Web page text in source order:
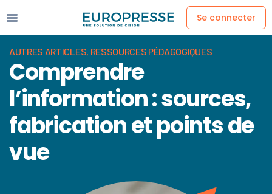
Se connecter
AUTRES ARTICLES, RESSOURCES PÉDAGOGIQUES
Comprendre
l’information : sources,
fabrication et points de
vue